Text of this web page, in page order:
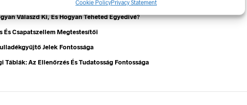
Cookie PolicyPrivacy Statement
Válaszd Ki, És Hogyan Teheted Egyedivé?
Csapatszellem Megtestesítői
Jelek Fontossága
Az Ellenőrzés És Tudatosság Fontossága